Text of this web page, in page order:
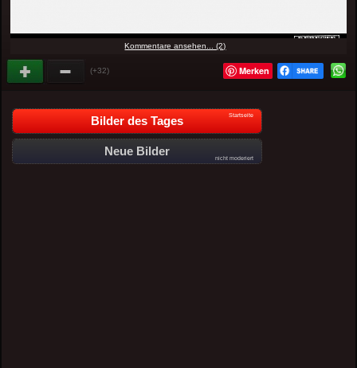
Kommentare ansehen... (2)
(+32) Merken
Bilder des Tages Startseite
Neue Bilder
nicht moderiert